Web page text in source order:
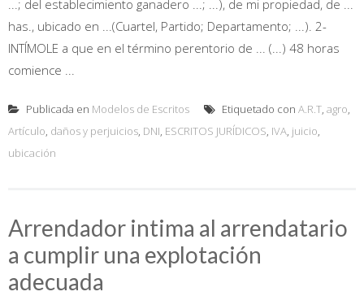
...; del establecimiento ganadero ...; ...), de mi propiedad, de ...
has., ubicado en ...(Cuartel, Partido; Departamento; ...). 2-
INTÍMOLE a que en el término perentorio de ... (...) 48 horas
comience ...
Publicada en Modelos de Escritos Etiquetado con A.R.T, agro,
Artículo, daños y perjuicios, DNI, ESCRITOS JURÍDICOS, IVA, juicio,
ubicación
Arrendador intima al arrendatario
a cumplir una explotación
adecuada